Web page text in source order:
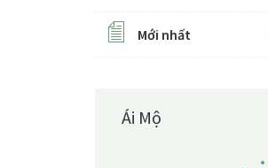
Mới nhất
Ái Mộ